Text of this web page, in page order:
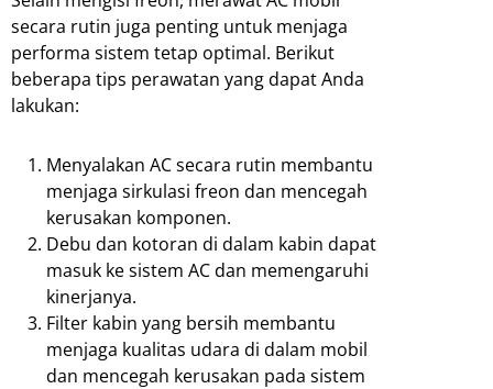
secara rutin juga penting untuk menjaga
performa sistem tetap optimal. Berikut
beberapa tips perawatan yang dapat Anda
lakukan:
Menyalakan AC secara rutin membantu
menjaga sirkulasi freon dan mencegah
kerusakan komponen.
Debu dan kotoran di dalam kabin dapat
masuk ke sistem AC dan memengaruhi
kinerjanya.
Filter kabin yang bersih membantu
menjaga kualitas udara di dalam mobil
dan mencegah kerusakan pada sistem